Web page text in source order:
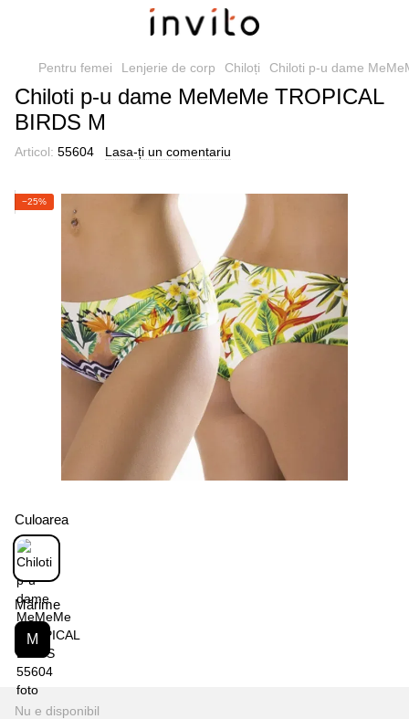
Pentru femei Lenjerie de corp Chiloți Chiloti p-u dame
Chiloti p-u dame MeMeMe TROPICAL
BIRDS M
Articol: 55604 Lasa-ți un comentariu
−25%
Culoarea
Mărime
M
Nu e disponibil